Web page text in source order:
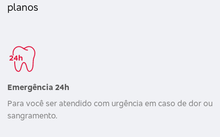
planos
Emergência 24h
Para você ser atendido com urgência em caso de dor ou
sangramento.